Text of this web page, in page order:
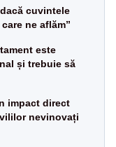
cuvintele
ne aflăm”
este
și trebuie să
impact direct
nevinovați